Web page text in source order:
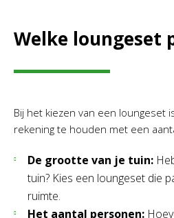
Welke loungeset
Bij het kiezen van een loungeset
rekening te houden met een
De grootte van je tuin:
tuin? Kies een loungeset die
ruimte.
Het aantal personen: